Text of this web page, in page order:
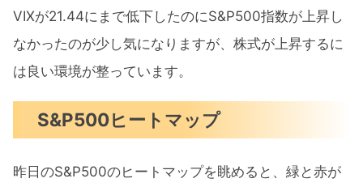
VIXが21.44にまで低下したのにS&P500指数が上昇し
なかったのが少し気になりますが、株式が上昇するに
は良い環境が整っています。
S&P500ヒートマップ
昨日のS&P500のヒートマップを眺めると、緑と赤が